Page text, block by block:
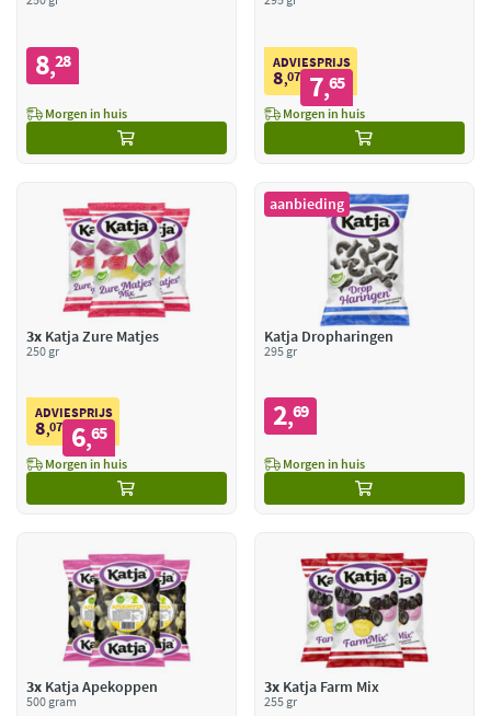
8,28
Morgen in huis
ADVIESPRIJS
8,07 7,65
Morgen in huis
3x Katja Zure Matjes
250 gr
ADVIESPRIJS
8,07 6,65
Morgen in huis
aanbieding
Katja Dropharingen
295 gr
2,69
Morgen in huis
3x Katja Apekoppen
500 gram
3xKatja Farm Mix
255 gr